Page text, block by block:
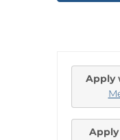
Apply